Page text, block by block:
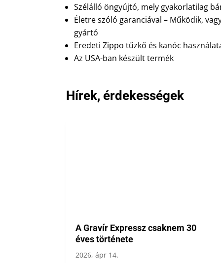
Szélálló öngyújtó, mely gyakorlatilag
Életre szóló garanciával – Működik,
gyártó
Eredeti Zippo tűzkő és kanóc
Az USA-ban készült termék
Hírek, érdekességek
A Gravír Expressz csaknem 30
éves története
2026, ápr 14.